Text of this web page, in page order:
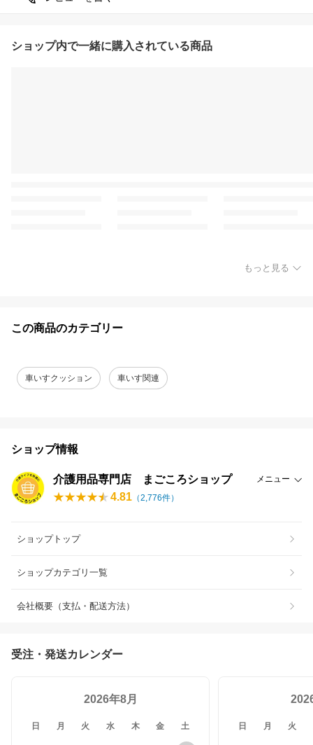
ショップ内で一緒に購入されている商品
もっと見る
この商品のカテゴリー
車いすクッション 車いす関連
ショップ情報
介護用品専門店 まごころショップ メニュー
4.81 （2,776件）
ショップトップ
ショップカテゴリ一覧
会社概要（支払・配送方法）
受注・発送カレンダー
2026年8月
日 月 火 水 木 金 土 日 月 火